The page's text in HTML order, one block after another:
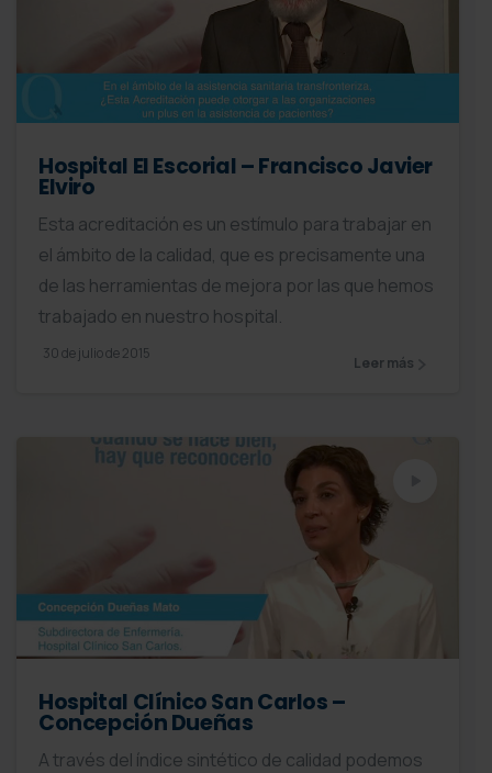
Hospital El Escorial – Francisco Javier
Elviro
Esta acreditación es un estímulo para trabajar en
el ámbito de la calidad, que es precisamente una
de las herramientas de mejora por las que hemos
trabajado en nuestro hospital.
30 de julio de 2015
Leer más
Hospital Clínico San Carlos –
Concepción Dueñas
A través del índice sintético de calidad podemos